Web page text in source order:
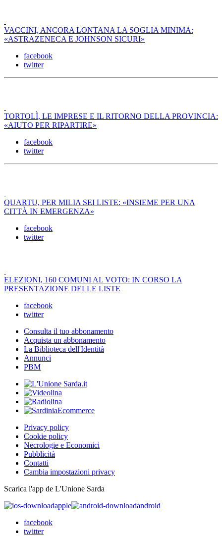
VACCINI, ANCORA LONTANA LA SOGLIA MINIMA:
«ASTRAZENECA E JOHNSON SICURI»
facebook
twitter
TORTOLÌ, LE IMPRESE E IL RITORNO DELLA PROVINCIA:
«AIUTO PER RIPARTIRE»
facebook
twitter
QUARTU, PER MILIA SEI LISTE: «INSIEME PER UNA
CITTÀ IN EMERGENZA»
facebook
twitter
ELEZIONI, 160 COMUNI AL VOTO: IN CORSO LA
PRESENTAZIONE DELLE LISTE
facebook
twitter
Consulta il tuo abbonamento
Acquista un abbonamento
La Biblioteca dell'Identità
Annunci
PBM
Privacy policy
Cookie policy
Necrologie e Economici
Pubblicità
Contatti
Cambia impostazioni privacy
Scarica l'app de L'Unione Sarda
apple
android
facebook
twitter